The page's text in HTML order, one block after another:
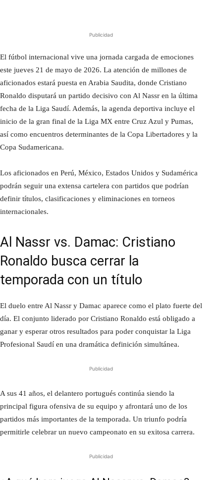
Publicidad
El fútbol internacional vive una jornada cargada de emociones
este jueves 21 de mayo de 2026. La atención de millones de
aficionados estará puesta en Arabia Saudita, donde Cristiano
Ronaldo disputará un partido decisivo con Al Nassr en la última
fecha de la Liga Saudí. Además, la agenda deportiva incluye el
inicio de la gran final de la Liga MX entre Cruz Azul y Pumas,
así como encuentros determinantes de la Copa Libertadores y la
Copa Sudamericana.
Los aficionados en Perú, México, Estados Unidos y Sudamérica
podrán seguir una extensa cartelera con partidos que podrían
definir títulos, clasificaciones y eliminaciones en torneos
internacionales.
Al Nassr vs. Damac: Cristiano
Ronaldo busca cerrar la
temporada con un título
El duelo entre Al Nassr y Damac aparece como el plato fuerte del
día. El conjunto liderado por Cristiano Ronaldo está obligado a
ganar y esperar otros resultados para poder conquistar la Liga
Profesional Saudí en una dramática definición simultánea.
Publicidad
A sus 41 años, el delantero portugués continúa siendo la
principal figura ofensiva de su equipo y afrontará uno de los
partidos más importantes de la temporada. Un triunfo podría
permitirle celebrar un nuevo campeonato en su exitosa carrera.
Publicidad